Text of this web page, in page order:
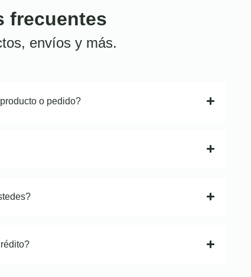
frecuentes
envíos y más.
o pedido?